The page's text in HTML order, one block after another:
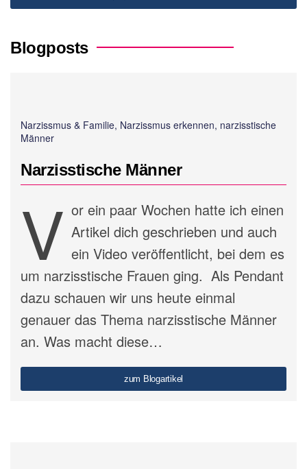
Blogposts
Narzissmus & Familie, Narzissmus erkennen, narzisstische
Männer
Narzisstische Männer
V or ein paar Wochen hatte ich einen
Artikel dich geschrieben und auch
ein Video veröffentlicht, bei dem es
um narzisstische Frauen ging. Als Pendant
dazu schauen wir uns heute einmal
genauer das Thema narzisstische Männer
an. Was macht diese…
zum Blogartikel